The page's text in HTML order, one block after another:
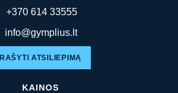
+370 614 33555
info@gymplius.lt
RAŠYTI ATSILIEPIMĄ
KAINOS